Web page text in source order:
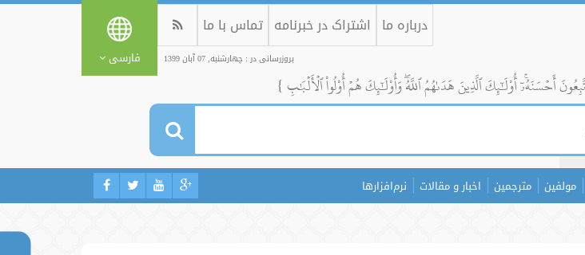
درباره ما اشتراک در خبرنامه تماس با ما
بروزرسانی در : چهارشنبه, 07 آبان 1399 فارسی
أَحۡسَنَهُۥٓۚ أُوْلَٰٓئِكَ ٱلَّذِينَ هَدَىٰهُمُ ٱللَّهُۖ وَأُوْلَٰٓئِكَ هُمۡ أُوْلُواْ ٱلۡأَلۡبَٰبِ }
مولفین مترجمین اخبار و مقالات نرم‌افزارها